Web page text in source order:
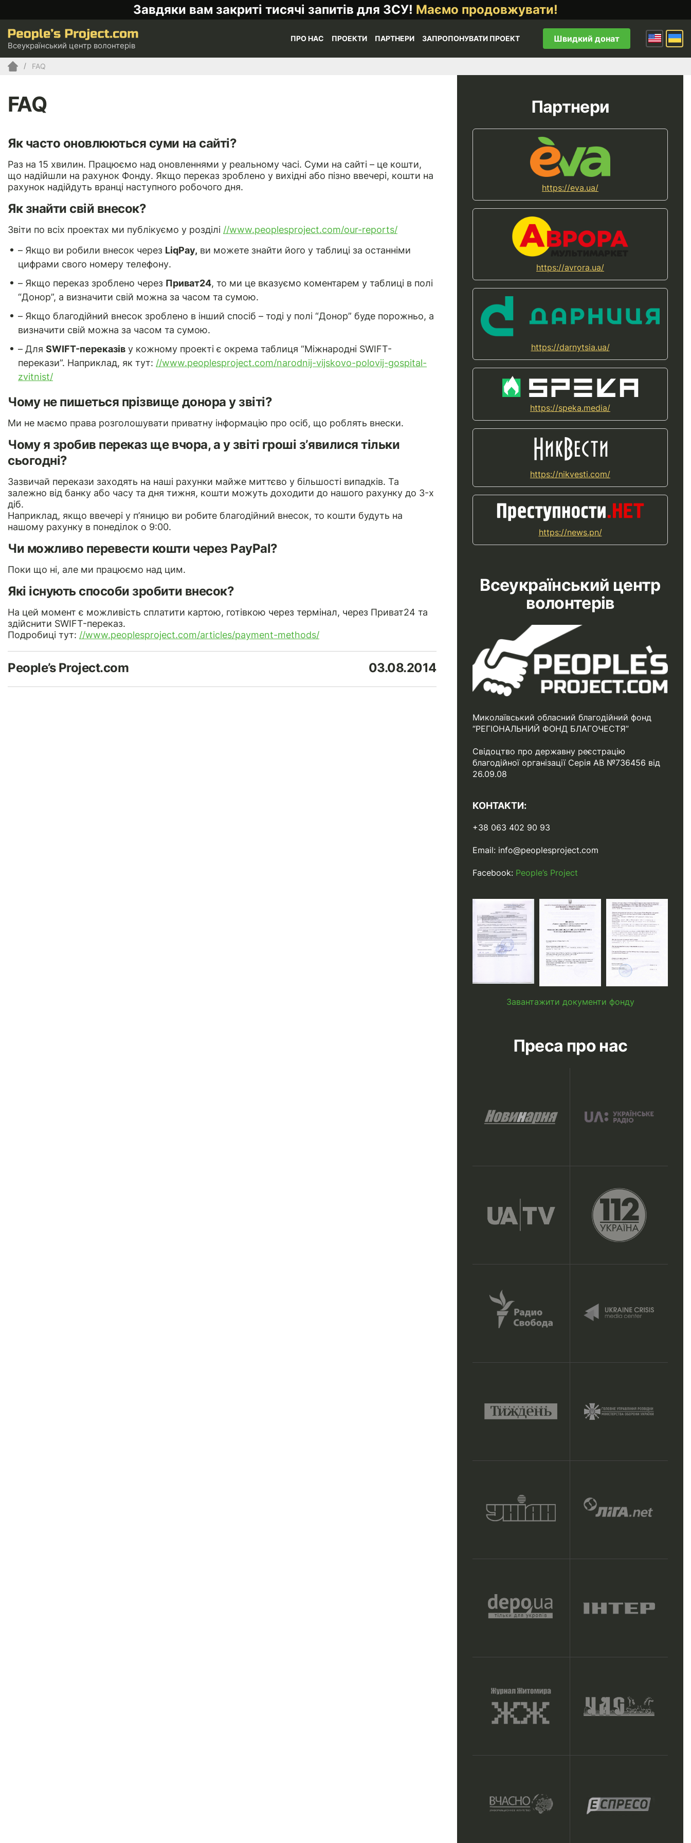
Завдяки вам закриті тисячі запитів для ЗСУ! Маємо продовжувати!
Всеукраїнський центр волонтерів
ПРО НАС ПРОЕКТИ ПАРТНЕРИ ЗАПРОПОНУВАТИ ПРОЕКТ Швидкий донат
FAQ
FAQ
Як часто оновлюються суми на сайті?
Раз на 15 хвилин. Працюємо над оновленнями у реальному часі. Суми на сайті – це кошти,
що надійшли на рахунок Фонду. Якщо переказ зроблено у вихідні або пізно ввечері, кошти на
рахунок надійдуть вранці наступного робочого дня.
Як знайти свій внесок?
Звіти по всіх проектах ми публікуємо у розділі //www.peoplesproject.com/our-reports/
– Якщо ви робили внесок через LiqPay, ви можете знайти його у таблиці за останніми
цифрами свого номеру телефону.
– Якщо переказ зроблено через Приват24, то ми це вказуємо коментарем у таблиці в полі
“Донор”, а визначити свій можна за часом та сумою.
– Якщо благодійний внесок зроблено в інший спосіб – тоді у полі “Донор” буде порожньо, а
визначити свій можна за часом та сумою.
– Для SWIFT-переказів у кожному проекті є окрема таблиця “Міжнародні SWIFT-
перекази”. Наприклад, як тут: //www.peoplesproject.com/narodnij-vijskovo-polovij-gospital-
zvitnist/
Чому не пишеться прізвище донора у звіті?
Ми не маємо права розголошувати приватну інформацію про осіб, що роблять внески.
Чому я зробив переказ ще вчора, а у звіті гроші з’явилися тільки
сьогодні?
Зазвичай перекази заходять на наші рахунки майже миттєво у більшості випадків. Та
залежно від банку або часу та дня тижня, кошти можуть доходити до нашого рахунку до 3-х
діб.
Наприклад, якщо ввечері у п’яницю ви робите благодійний внесок, то кошти будуть на
нашому рахунку в понеділок о 9:00.
Чи можливо перевести кошти через PayPal?
Поки що ні, але ми працюємо над цим.
Які існують способи зробити внесок?
На цей момент є можливість сплатити картою, готівкою через термінал, через Приват24 та
здійснити SWIFT-переказ.
Подробиці тут: //www.peoplesproject.com/articles/payment-methods/
People’s Project.com 03.08.2014
Партнери
https://eva.ua/
https://avrora.ua/
https://darnytsia.ua/
https://speka.media/
https://nikvesti.com/
https://news.pn/
Всеукраїнський центр
волонтерів
Миколаївський обласний благодійний фонд
“РЕГІОНАЛЬНИЙ ФОНД БЛАГОЧЕСТЯ”
Свідоцтво про державну реєстрацію
благодійної організації Серія АВ №736456 від
26.09.08
КОНТАКТИ:
+38 063 402 90 93
Email: info@peoplesproject.com
Facebook: People’s Project
Завантажити документи фонду
Преса про нас